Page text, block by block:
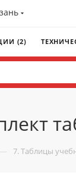
(2)
7. Таблицы